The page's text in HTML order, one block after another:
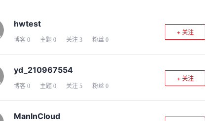
hwtest
博客 0 主题 0 关注 3 粉丝 0
+ 关注
yd_210967554
博客 0 主题 0 关注 5 粉丝 0
+ 关注
ManInCloud